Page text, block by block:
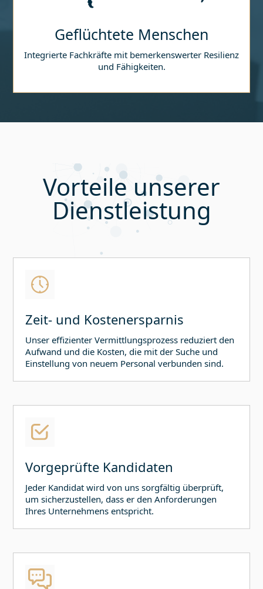
Geflüchtete Menschen
Integrierte Fachkräfte mit bemerkenswerter Resilienz
und Fähigkeiten.
Vorteile unserer
Dienstleistung
Zeit- und Kostenersparnis
Unser effizienter Vermittlungsprozess reduziert den
Aufwand und die Kosten, die mit der Suche und
Einstellung von neuem Personal verbunden sind.
Vorgeprüfte Kandidaten
Jeder Kandidat wird von uns sorgfältig überprüft,
um sicherzustellen, dass er den Anforderungen
Ihres Unternehmens entspricht.